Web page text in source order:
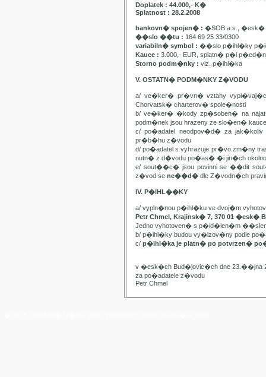
Doplatek : 44.000,- K�
Splatnost : 28.2.2008
bankovn� spojen� : �SOB a.s., �esk�
��slo ��tu : 164 69 25 33/0300
variabiln� symbol : ��slo p�ihl�ky
Kauce : 3.000,- EUR, splatn� p�i
Storno podm�nky : viz. p�ihl�ka
V. OSTATN� PODM�NKY Z�VODU
a/ ve�ker� pr�vn� vztahy
Chorvatsk� charterov� spole�nosti
b/ ve�ker� �kody zp�soben� na
podm�nek jsou hrazeny ze slo�en� kauce
c/ po�adatel neodpov�d� za
pr�b�hu z�vodu
d/ po�adatel s vyhrazuje pr�vo zm�ny
nutn� z d�vodu po�as� �i jin�ch
e/ sout��c� jsou povinni se ��dit
z�vod se ne��d� dle Z�vodn�ch
IV. P�IHL��KY
a/ vypln�nou p�ihl�ku ve dvoj�m
Petr Chmel, Krajinsk� 7, 370 01 �esk�
Jedno vyhotoven� s p�id�len�m
b/ p�ihl�ky budou vy�izov�ny podle
c/ p�ihl�ka je platn� po potvrzen�
v �esk�ch Bud�jovic�ch dne 23.��jna
za po�adatele z�vodu
Petr Chmel